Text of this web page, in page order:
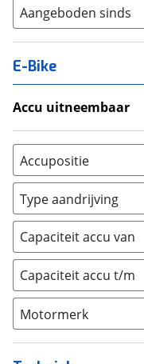
Aangeboden sinds
E-Bike
Accu uitneembaar
Nee, vast (0)
Accupositie
Bagagedrager (2)
Frame (5 )
Vloer (0
Achterbank (0)
Kofferbak (0)
Overig (0)
Type aandrijving
Achterwiel (0)
Trapas
Voorwiel
Capaciteit accu van
Capaciteit accu t/m
Motormerk
Bosch (21)